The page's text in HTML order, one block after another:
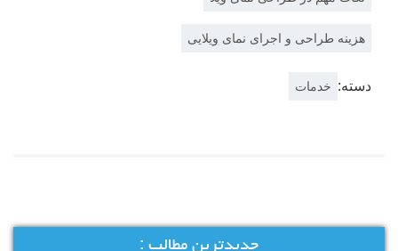
هزینه طراحی و اجرای نمای ویلایی
دسته: خدمات
جدیدترین مطالب :